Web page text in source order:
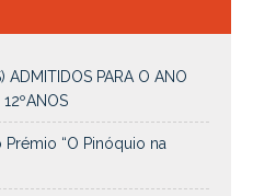
ADMITIDOS PARA O ANO
“O Pinóquio na